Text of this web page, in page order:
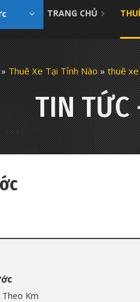
TRANG CHỦ
Thuê Xe Tại Tỉnh Nào»thuê
TIN TỨC
Theo Km